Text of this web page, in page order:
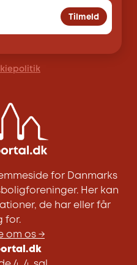
Tilmeld
for Danmarks
Her kan
de har eller får
for.
om os →